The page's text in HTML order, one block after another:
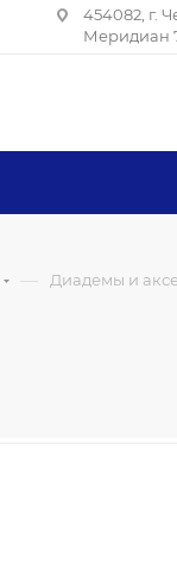
454082, г.
Меридиан
— Диадемы и